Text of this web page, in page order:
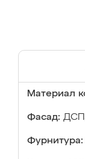
Материал
Фасад:
Фурнитура: